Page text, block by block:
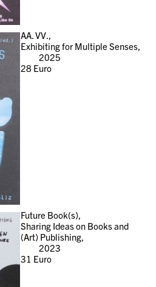
AA. VV.,
Exhibiting for Multiple Senses,
2025
28Euro
Future Book(s),
Sharing Ideas on Books and
(Art) Publishing,
2023
31 Euro